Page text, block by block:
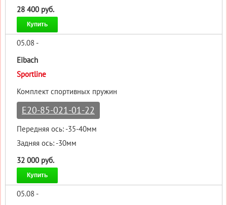
28 400 руб.
Купить
05.08 -
Eibach
Sportline
Комплект спортивных пружин
E20-85-021-01-22
Передняя ось: -35-40мм
Задняя ось: -30мм
32 000 руб.
Купить
05.08 -